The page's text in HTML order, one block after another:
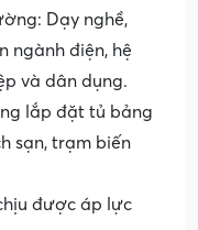
Dạy nghề,
ngành điện, hệ
và dân dụng.
lắp đặt tủ bảng
sạn, trạm biến
được áp lực